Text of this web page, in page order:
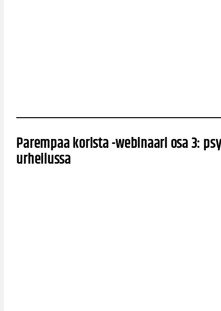
Parempaa korista -webinaari osa 3:
urheilussa